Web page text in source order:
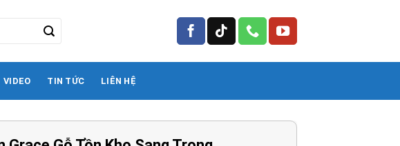
VIDEO TIN TỨC LIÊN HỆ